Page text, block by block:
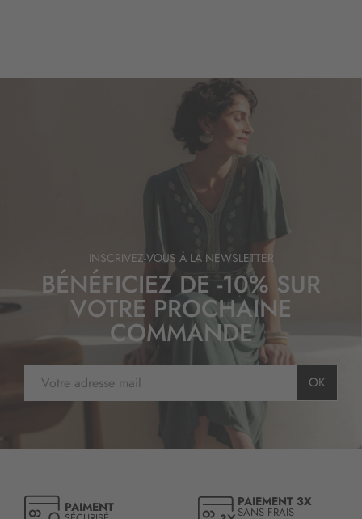
INSCRIVEZ-VOUS À LA NEWSLETTER
BÉNÉFICIEZ DE -10% SUR
VOTRE PROCHAINE
COMMANDE
s
OK
PAIMENT PAIEMENT 3X
SANS FRAIS